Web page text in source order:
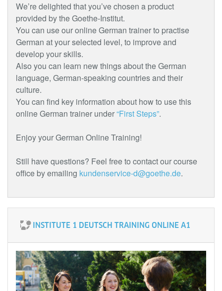
We’re delighted that you’ve chosen a product
provided by the Goethe-Institut.
You can use our online German trainer to practise
German at your selected level, to improve and
develop your skills.
Also you can learn new things about the German
language, German-speaking countries and their
culture.
You can find key information about how to use this
online German trainer under“First Steps”.
Enjoy your German Online Training!
Still have questions? Feel free to contact our course
office by emailing kundenservice-d@goethe.de.
INSTITUTE 1 DEUTSCH TRAINING ONLINE A1